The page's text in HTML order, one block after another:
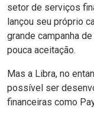
setor de serviços
lançou seu próprio
grande campanha
pouca aceitação.
Mas a Libra, no
possível ser
financeiras como